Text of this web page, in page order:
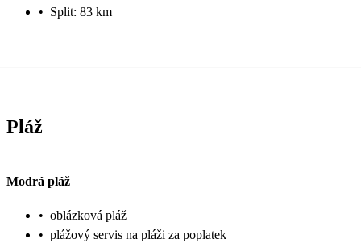
• Split: 83 km
Pláž
Modrá pláž
• oblázková pláž
• plážový servis na pláži za poplatek